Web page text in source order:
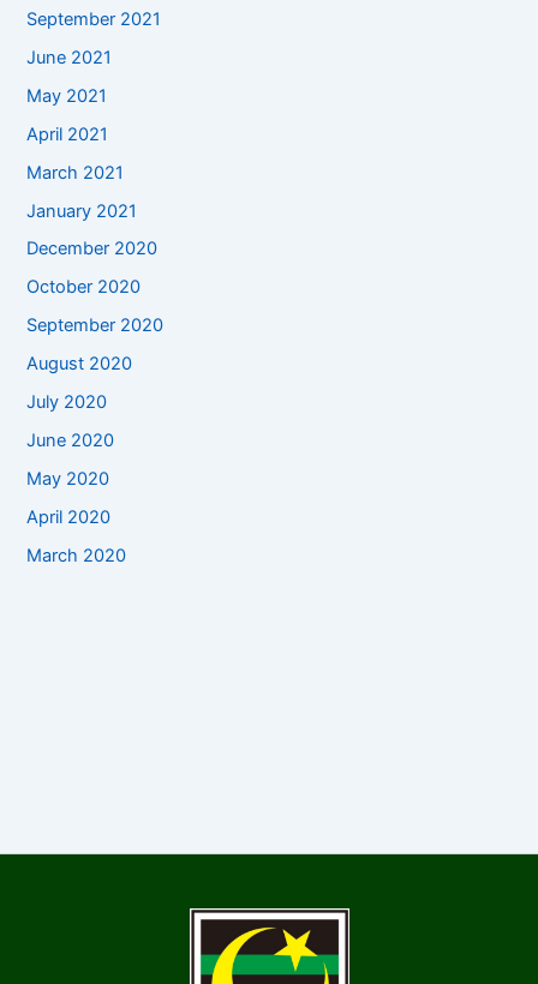
September 2021
June 2021
May 2021
April 2021
March 2021
January 2021
December 2020
October 2020
September 2020
August 2020
July 2020
June 2020
May 2020
April 2020
March 2020